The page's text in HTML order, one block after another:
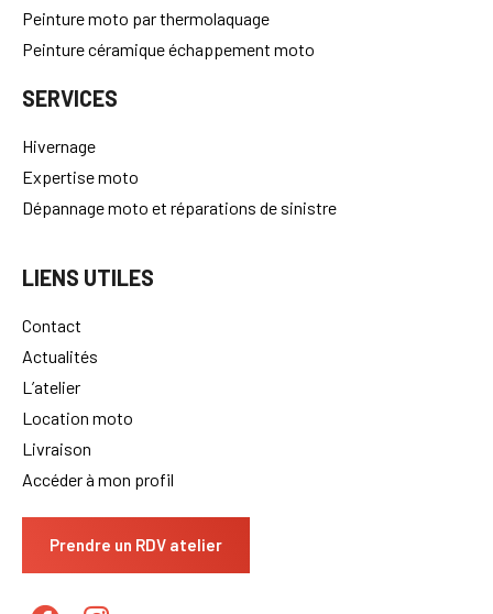
Peinture moto par thermolaquage
Peinture céramique échappement moto
SERVICES
Hivernage
Expertise moto
Dépannage moto et réparations de sinistre
LIENS UTILES
Contact
Actualités
L’atelier
Location moto
Livraison
Accéder à mon profil
Prendre un RDV atelier